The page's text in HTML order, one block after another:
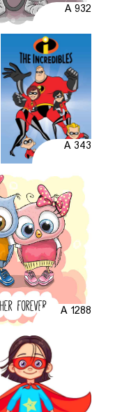
A 932
A 343
A 1288